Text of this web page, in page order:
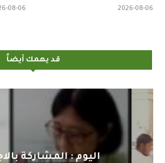
08-06 2026-08-06
قد يهمك أيضاً
اليوم : المشاركة